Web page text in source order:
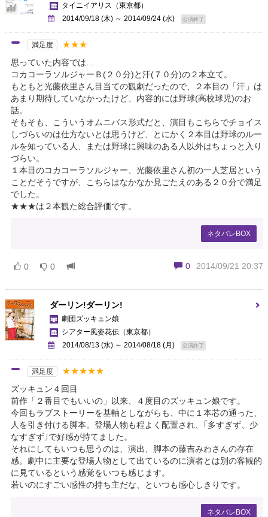
タイニイアリス （東京都）
2014/09/18 (木) ～ 2014/09/24 (水)
公演終了
満足度
★★★
思っていた内容では…
コカコーラソルジャーＢ(２０分)と汗(７０分)の２本立て。
もともと光藤依里さん目当ての観劇だったので、２本目の「汗」は
あまり期待していなかったけど、内容的には野球(高校球児)のお
話。
そもそも、こういうオムニバス形式だと、演目もこちらでチョイス
しづらいのは仕方ないとは思うけど、とにかく２本目は野球のルー
ルを知っている人、または野球に興味のある人以外はちょっと入り
づらい。
１本目のコカコーラソルジャー、光藤依里さん初の一人芝居という
ことだそうですが、こちらはなかなか見ごたえのある２０分で満足
でした。
★★★は２本観た総合評価です。
ネタバレBOX
0 2014/09/21 20:37
0 0
ダーリン!ダーリン!
劇団ズッキュン娘
シアター風姿花伝 （東京都）
2014/08/13 (水) ～ 2014/08/18 (月)
公演終了
満足度
★★★★★
ズッキュン４回目
前作「２番目でもいいの」以来、４度目のズッキュン娘です。
今回もラブストーリーを基軸としながらも、中に１本芯の通った、
人を引き付ける脚本。登場人物も程よく配置され、｢多すぎず、少
なすぎず｣で好感が持てました。
それにしてもいつも思うのは、演出、脚本の藤吉みわさんの存在
感。劇中に主要な登場人物として出ているのに演者とは別の客観的
に見ているという感覚をいつも感じます。
若いのにすごい感性の持ち主だな、といつも感心しきりです。
ネタバレBOX